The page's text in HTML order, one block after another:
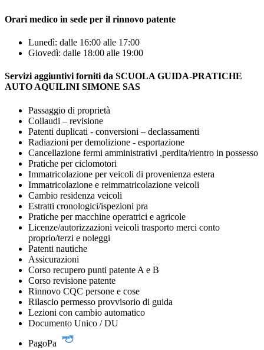
Orari medico in sede per il rinnovo patente
Lunedì: dalle 16:00 alle 17:00
Giovedì: dalle 18:00 alle 19:00
Servizi aggiuntivi forniti da SCUOLA GUIDA-PRATICHE
AUTO AQUILINI SIMONE SAS
Passaggio di proprietà
Collaudi – revisione
Patenti duplicati - conversioni – declassamenti
Radiazioni per demolizione - esportazione
Cancellazione fermi amministrativi ,perdita/rientro in possesso
Pratiche per ciclomotori
Immatricolazione per veicoli di provenienza estera
Immatricolazione e reimmatricolazione veicoli
Cambio residenza veicoli
Estratti cronologici/ispezioni pra
Pratiche per macchine operatrici e agricole
Licenze/autorizzazioni veicoli trasporto merci conto
proprio/terzi e noleggi
Patenti nautiche
Assicurazioni
Corso recupero punti patente A e B
Corso revisione patente
Rinnovo CQC persone e cose
Rilascio permesso provvisorio di guida
Lezioni con cambio automatico
Documento Unico / DU
PagoPa